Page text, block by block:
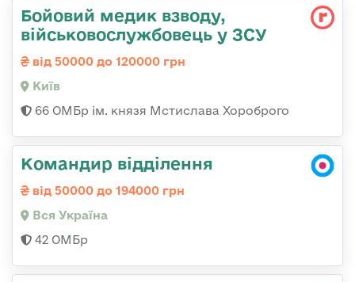
Бойовий медик взводу,
військовослужбовець у ЗСУ
від 50000 до 120000 грн
Київ
66 ОМБр ім. князя Мстислава Хороброго
Командир відділення
від 50000 до 194000 грн
Вся Україна
42 ОМБр